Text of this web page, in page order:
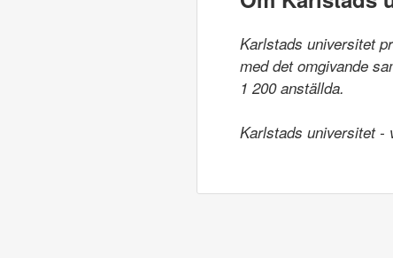
Karlstads universitet
med det omgivande
1 200 anställda.
Karlstads universitet -